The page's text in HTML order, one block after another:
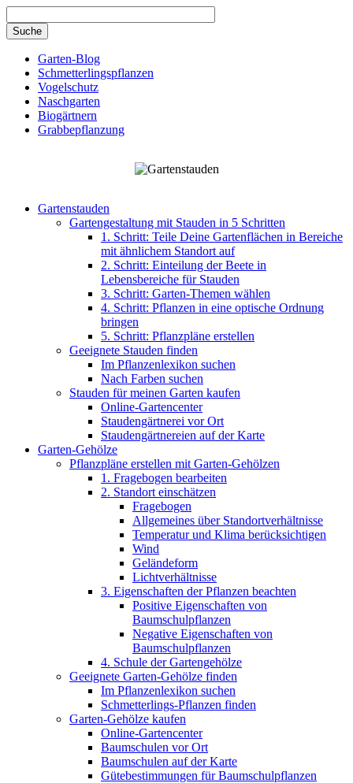
Garten-Blog
Schmetterlingspflanzen
Vogelschutz
Naschgarten
Biogärtnern
Grabbepflanzung
Gartenstauden
Gartengestaltung mit Stauden in 5 Schritten
1. Schritt: Teile Deine Gartenflächen in Bereiche
mit ähnlichem Standort auf
2. Schritt: Einteilung der Beete in
Lebensbereiche für Stauden
3. Schritt: Garten-Themen wählen
4. Schritt: Pflanzen in eine optische Ordnung
bringen
5. Schritt: Pflanzpläne erstellen
Geeignete Stauden finden
Im Pflanzenlexikon suchen
Nach Farben suchen
Stauden für meinen Garten kaufen
Online-Gartencenter
Staudengärtnerei vor Ort
Staudengärtnereien auf der Karte
Garten-Gehölze
Pflanzpläne erstellen mit Garten-Gehölzen
1. Fragebogen bearbeiten
2. Standort einschätzen
Fragebogen
Allgemeines über Standortverhältnisse
Temperatur und Klima berücksichtigen
Wind
Geländeform
Lichtverhältnisse
3. Eigenschaften der Pflanzen beachten
Positive Eigenschaften von
Baumschulpflanzen
Negative Eigenschaften von
Baumschulpflanzen
4. Schule der Gartengehölze
Geeignete Garten-Gehölze finden
Im Pflanzenlexikon suchen
Schmetterlings-Pflanzen finden
Garten-Gehölze kaufen
Online-Gartencenter
Baumschulen vor Ort
Baumschulen auf der Karte
Gütebestimmungen für Baumschulpflanzen